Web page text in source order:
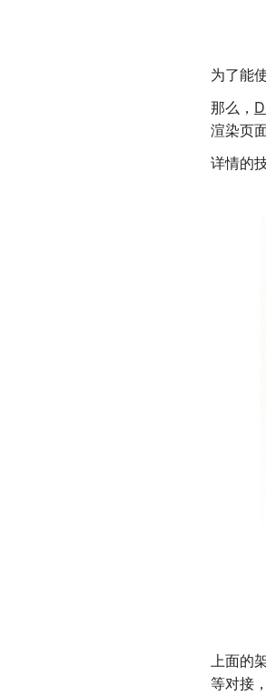
为了能
那么，
渲染页
详情的
上面的
等对接